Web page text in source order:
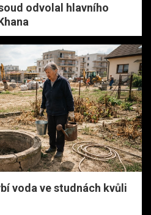
odvolal hlavního
voda ve studnách kvůli